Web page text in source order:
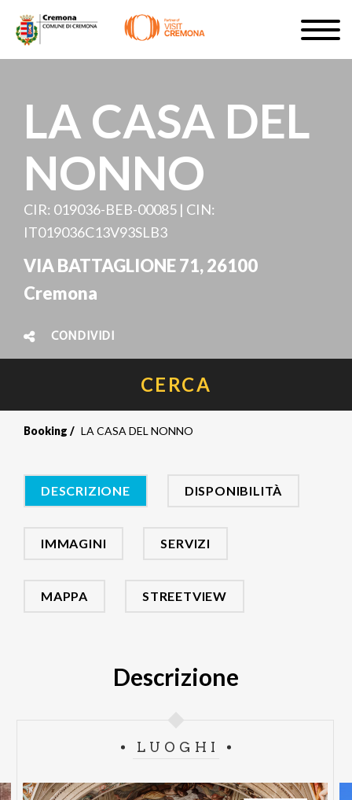
Salta
contenuto
ISCRIVITI
IT
#turismocremona
LA CASA DEL
NONNO
CIR: 019036-BEB-00085 | CIN:
IT019036C13V93SLB3
VIA BATTAGLIONE 71, 26100
Cremona
CONDIVIDI
CERCA
Booking LA CASA DEL NONNO
DESCRIZIONE DISPONIBILITÀ
IMMAGINI SERVIZI
MAPPA STREETVIEW
Descrizione
LUOGHI